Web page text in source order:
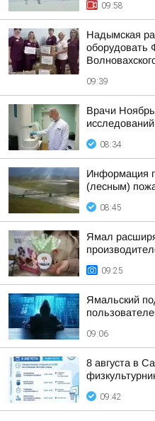
09:58
Надымская
оборудовать
09:39
Врачи
08:34
Информация
(лесным)
08:45
Ямал
09:25
Ямальский
09:06
8 августа в
09:42